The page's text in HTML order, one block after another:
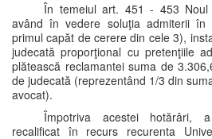
În temeiul art. 451 - 453 Noul
având în vedere soluţia admiterii
primul capăt de cerere din cele 3),
judecată proporţional cu pretenţiile
plătească reclamantei suma de
de judecată (reprezentând 1/3 din
avocat).
Împotriva acestei hotărâri,
recalificat în recurs recurenta